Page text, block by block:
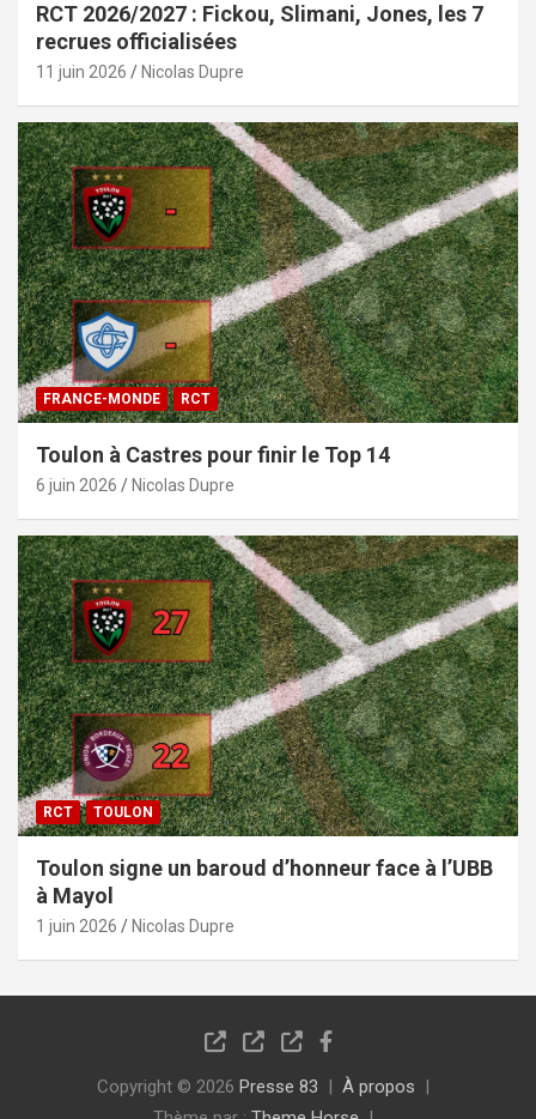
RCT 2026/2027 : Fickou, Slimani, Jones, les 7
recrues officialisées
11 juin 2026 Nicolas Dupre
FRANCE-MONDE RCT
Toulon à Castres pour finir le Top 14
6 juin 2026 Nicolas Dupre
RCT TOULON
Toulon signe un baroud d’honneur face à l’UBB
à Mayol
1 juin 2026 Nicolas Dupre
Copyright © 2026 Presse 83
À propos